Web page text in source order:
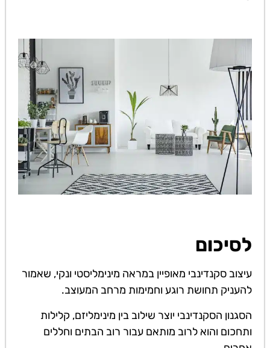
לסיכום
עיצוב סקנדינבי מאופיין במראה מינימליסטי ונקי, שאמור
להעניק תחושת רוגע וחמימות מרחב המעוצב.
הסגנון הסקנדינבי יוצר שילוב בין מינימליזם, קלילות
ותחכום והוא לרוב מותאם עבור רוב הבתים וחללים